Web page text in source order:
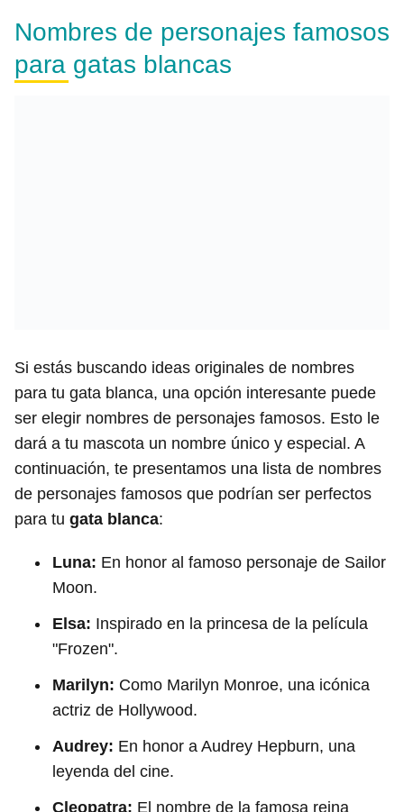
Nombres de personajes famosos
para gatas blancas
Si estás buscando ideas originales de nombres
para tu gata blanca, una opción interesante puede
ser elegir nombres de personajes famosos. Esto le
dará a tu mascota un nombre único y especial. A
continuación, te presentamos una lista de nombres
de personajes famosos que podrían ser perfectos
para tu gata blanca:
Luna: En honor al famoso personaje de Sailor
Moon.
Elsa: Inspirado en la princesa de la película
"Frozen".
Marilyn: Como Marilyn Monroe, una icónica
actriz de Hollywood.
Audrey: En honor a Audrey Hepburn, una
leyenda del cine.
Cleopatra: El nombre de la famosa reina